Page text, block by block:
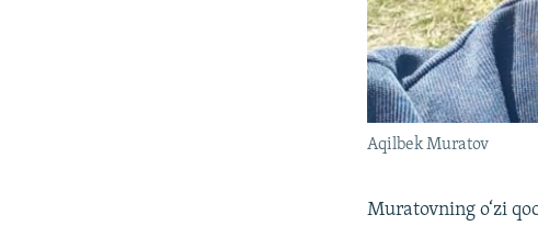
Aqilbek Muratov
Muratovning o‘zi